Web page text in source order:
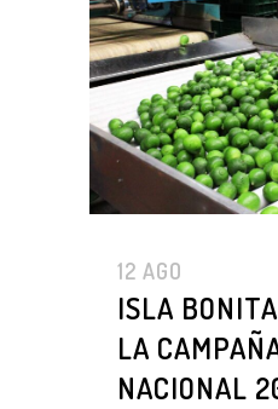
12 AGO
ISLA
LA
NACIONAL